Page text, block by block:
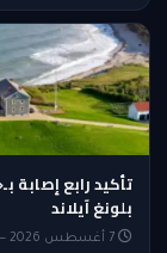
تأكيد رابع
بلونغ آيلاند